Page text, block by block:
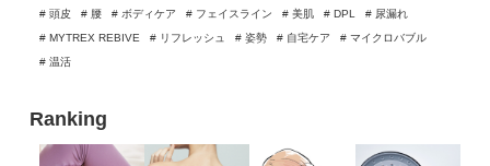
# 頭皮
# 腰 # ボディケア # フェイスライン # 美肌 # DPL
# 尿漏れ
# MYTREX REBIVE
# リフレッシュ # 姿勢 # 自宅ケア
# マイクロバブル
# 温活
Ranking